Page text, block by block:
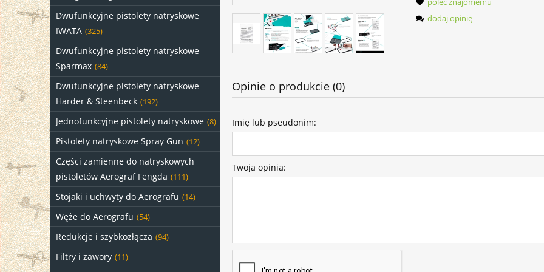
Dwufunkcyjne pistolety natryskowe
IWATA (325)
Dwufunkcyjne pistolety natryskowe
Sparmax (84)
Dwufunkcyjne pistolety natryskowe
Harder & Steenbeck (192)
Jednofunkcyjne pistolety natryskowe (8)
Pistolety natryskowe Spray Gun (12)
Części zamienne do natryskowych
pistoletów Aerograf Fengda (111)
Stojaki i uchwyty do Aerografu (14)
Węże do Aerografu (54)
Redukcje i szybkozłącza (94)
Filtry i zawory (11)
dodaj opinię
Opinie o produkcie (0)
Imię lub pseudonim:
Twoja opinia: